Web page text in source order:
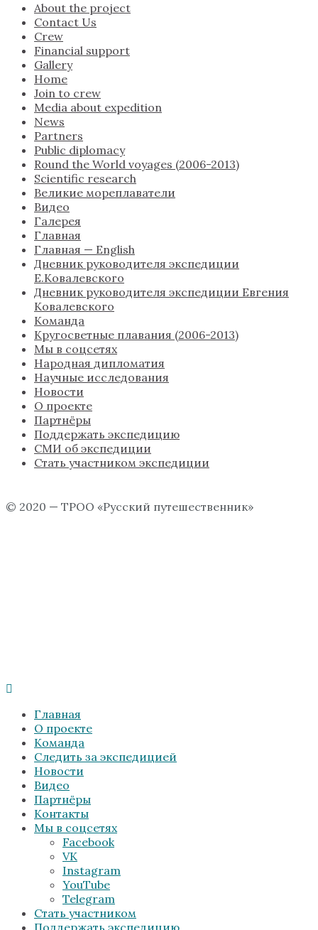
About the project
Contact Us
Crew
Financial support
Gallery
Home
Join to crew
Media about expedition
News
Partners
Public diplomacy
Round the World voyages (2006-2013)
Scientific research
Великие мореплаватели
Видео
Галерея
Главная
Главная — English
Дневник руководителя экспедиции
Е.Ковалевского
Дневник руководителя экспедиции Евгения
Ковалевского
Команда
Кругосветные плавания (2006-2013)
Мы в соцсетях
Народная дипломатия
Научные исследования
Новости
О проекте
Партнёры
Поддержать экспедицию
СМИ об экспедиции
Стать участником экспедиции
© 2020 — ТРОО «Русский путешественник»
Главная
О проекте
Команда
Следить за экспедицией
Новости
Видео
Партнёры
Контакты
Мы в соцсетях
Facebook
VK
Instagram
YouTube
Telegram
Стать участником